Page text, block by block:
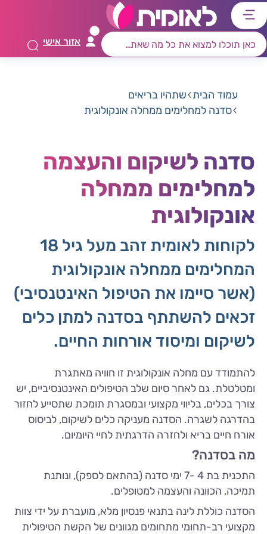
דלג
לתפריט
ראשי
דלג
לרכיב
חיפוש
דלג
לתוכן
מרכזי
דלג
לאזור
קישורים
אזור אישי
עמוד הבית שתהיו בריאים
סדנה למחלימים ממחלה אונקולוגית
סדנה לשיקום והעצמה
למחלימים ממחלה
אונקולוגית
לקוחות לאומית זהב מעל גיל 18
המחלימים ממחלה אונקולוגית
(אשר סיימו את הטיפול האינטנסיבי)
זכאים להשתתף בסדנה למתן כלים
לשיקום ומיסוד אורחות החיים.
להתמודד עם מחלה אונקולוגית זו חוויה מאתגרת
ומטלטלת. גם לאחר סיום שלב הטיפולים האינטנסיביים, יש
צורך בכלים, בליווי מקצועי ובמסגרת תומכת שתסייע לחזור
בהדרגה לשגרה. הסדנה מעניקה כלים לשיקום, לביסוס
אורח חיים בריא ולחזרה הדרגתית לחיי היומיום.
מה בסדנה?
התכנית בת 4 -7 ימי סדנה (בהתאם לספק), ונותנת
תמיכה, הכוונה והעצמה למטופלים.
הסדנה כוללת לינה בתנאי פנסיון מלא, מועברת על ידי צוות
מקצועי רב-תחומי מתחומים מגוונים של הקשת הטיפולית